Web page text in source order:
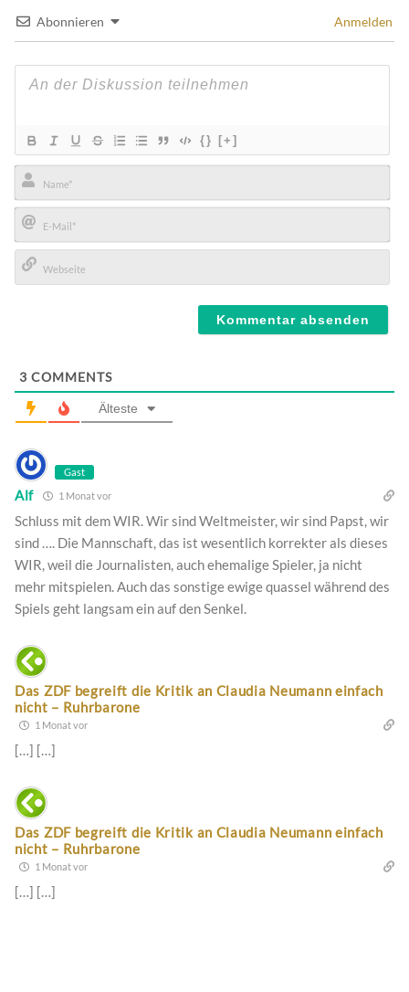
Abonnieren Anmelden
{} [+]
Name*
E-
Mail*
3 COMMENTS
Älteste
Gast
Alf 1 Monat vor
Schluss mit dem WIR. Wir sind Weltmeister, wir sind Papst, wir
sind …. Die Mannschaft, das ist wesentlich korrekter als dieses
WIR, weil die Journalisten, auch ehemalige Spieler, ja nicht
mehr mitspielen. Auch das sonstige ewige quassel während des
Spiels geht langsam ein auf den Senkel.
Das ZDF begreift die Kritik an Claudia Neumann einfach
nicht – Ruhrbarone
1 Monat vor
[…] […]
Das ZDF begreift die Kritik an Claudia Neumann einfach
nicht – Ruhrbarone
1 Monat vor
[…] […]